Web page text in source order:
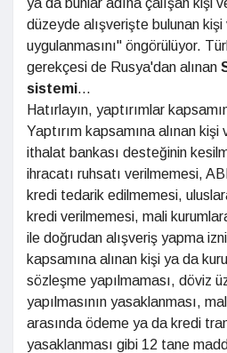
ya da bunlar adına çalışan kişi
düzeyde alışverişte bulunan kişi
uygulanmasını" öngörülüyor.
gerekçesi de Rusya'dan alınan
sistemi...
Hatırlayın, yaptırımlar
Yaptırım kapsamına alınan
ithalat bankası desteğinin
ihracatı ruhsatı verilmemesi,
kredi tedarik edilmemesi,
kredi verilmemesi, mali
ile doğrudan alışveriş yapma
kapsamına alınan kişi ya da
sözleşme yapılmaması, döviz
yapılmasının yasaklanması,
arasında ödeme ya da kredi
yasaklanması gibi 12 tane